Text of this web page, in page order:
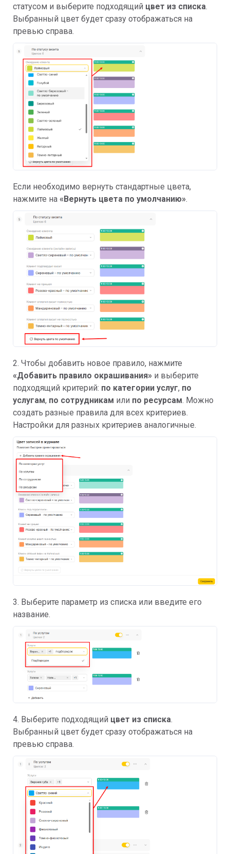
статусом и выберите подходящий цвет из списка.
Выбранный цвет будет сразу отображаться на
превью справа.
Если необходимо вернуть стандартные цвета,
нажмите на «Вернуть цвета по умолчанию».
2. Чтобы добавить новое правило, нажмите
«Добавить правило окрашивания» и выберите
подходящий критерий: по категории услуг, по
услугам, по сотрудникам или по ресурсам. Можно
создать разные правила для всех критериев.
Настройки для разных критериев аналогичные.
3. Выберите параметр из списка или введите его
название.
4. Выберите подходящий цвет из списка.
Выбранный цвет будет сразу отображаться на
превью справа.